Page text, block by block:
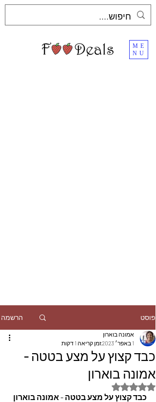
ME
NU
פוסט הרשמה
כבד קצוץ על מצע בטטה -
אמונה בוארון
אמונה בוארון
1 באפר׳ 2023
זמן קריאה 1 דקות
דירוג של NaN מתוך 5 כוכבים
כבד קצוץ על מצע בטטה - אמונה בוארון